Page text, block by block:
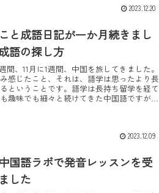
2023.12.20
と成語日記が一か月続きまし
語の探し方
間、11月に1週間、中国を旅してきました。
感じたこと、それは、語学は思ったより長
ということです。語学は長持ち留学を経て
趣味でも細々と続けてきた中国語ですが、
2023.12.09
国語ラボで発音レッスンを受
した